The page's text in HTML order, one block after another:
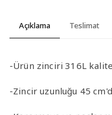
Açıklama Teslimat
-Ürün zinciri 316L
-Zincir uzunluğu 45